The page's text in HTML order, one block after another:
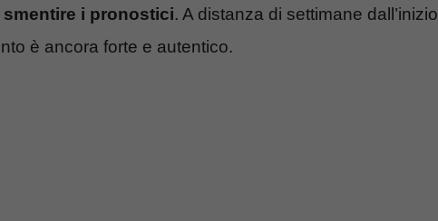
smentire i pronostici. A distanza di settimane dall’inizio
è ancora forte e autentico.